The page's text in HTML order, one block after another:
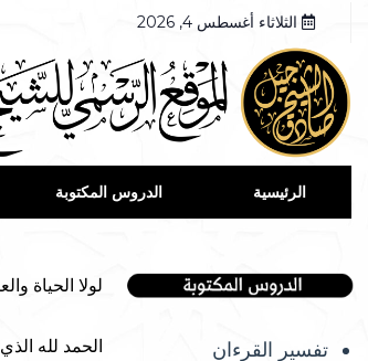
الثلاثاء أغسطس 4, 2026
الرئيسية الدروس المكتوبة
تفسير القرءان
لولا الحياة
الحمد لله